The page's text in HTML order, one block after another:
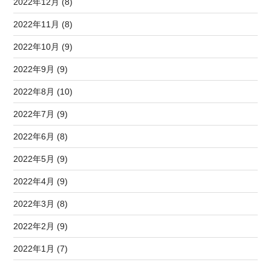
2022年12月 (8)
2022年11月 (8)
2022年10月 (9)
2022年9月 (9)
2022年8月 (10)
2022年7月 (9)
2022年6月 (8)
2022年5月 (9)
2022年4月 (9)
2022年3月 (8)
2022年2月 (9)
2022年1月 (7)